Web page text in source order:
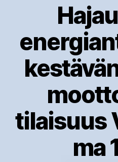
tilaisuus
ma